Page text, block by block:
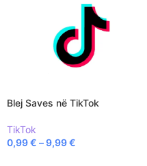
Blej Saves në TikTok
TikTok
0,99€ –9,99€